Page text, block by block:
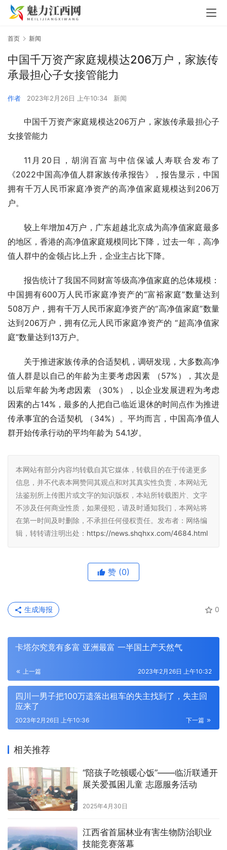
首页 新闻
中国千万资产家庭规模达206万户，家族传
承最担心子女接管能力
作者 2023年2月26日 上午10:34 新闻
中国千万资产家庭规模达206万户，家族传承最担心子
女接管能力
11月20日，胡润百富与中信保诚人寿联合发布了
《2022中国高净值人群家族传承报告》，报告显示，中国
拥有千万人民币家庭净资产的高净值家庭规模达到206万
户。
较上年增加4万户，广东超越北京成为高净值家庭最多
的地区，香港的高净值家庭规模同比下降，过去一年，高净
值人群中的金领占比上升，企业主占比下降。
报告统计了我国不同财富等级高净值家庭的总体规模：
中国拥有600万人民币家庭净资产的“富裕家庭”数量达到
508万户，拥有千万人民币家庭净资产的“高净值家庭”数量
达到206万户，拥有亿元人民币家庭净资产的 “超高净值家
庭”数量达到13万户。
关于推进家族传承的合适契机，调研发现，大多数高净
值人群是以自己的年龄为主要考虑因素 （57%），其次是
以后辈年龄为考虑因素 （30%），以企业发展进程为考虑
因素的占14%，最多的人把自己临近退休的时间点作为推进
传承事宜的合适契机 （34%）。平均而言，中国高净值人
群开始传承行动的平均年龄为 54.1岁。
本网站有部分内容均转载自其它媒体，转载目的在于传递更多
信息，并不代表本网赞同其观点和对其真实性负责，本网站无
法鉴别所上传图片或文字的知识版权，本站所转载图片、文字
不涉及任何商业性质，如果侵犯，请及时通知我们，本网站将
在第一时间及时删除，不承担任何侵权责任。发布者：网络编
辑，转转请注明出处： https://news.shqhxx.com/4684.html
赞 (0)
0
生成海报
卡塔尔究竟有多富 亚洲最富 一半国土产天然气
上一篇 2023年2月26日 上午10:32
四川一男子把100万遗落出租车的失主找到了，失主回
应来了
下一篇
2023年2月26日 上午10:36
相关推荐
“陪孩子吃顿暖心饭”——临沂联通开
展关爱孤困儿童 志愿服务活动
2025年4月30日
江西省首届林业有害生物防治职业
技能竞赛落幕